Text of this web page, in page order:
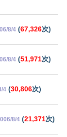
8/4 (67,326次)
8/4 (51,971次)
4 (30,806次)
8/4 (21,371次)